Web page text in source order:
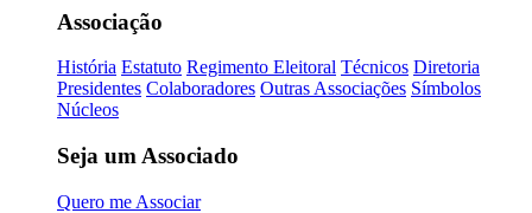
Associação
História Estatuto Regimento Eleitoral Técnicos Diretoria
Presidentes Colaboradores Outras Associações Símbolos
Núcleos
Seja um Associado
Quero me Associar